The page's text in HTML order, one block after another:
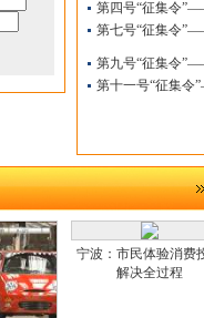
第四号“征集令
第七号“征集令
第九号“征集令
第十一号“征集令
宁波：市民体验消费
解决全过程